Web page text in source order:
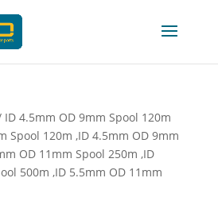
4.5mm OD 9mm Spool 120m
Spool 120m ,ID 4.5mm OD 9mm
OD 11mm Spool 250m ,ID
500m ,ID 5.5mm OD 11mm